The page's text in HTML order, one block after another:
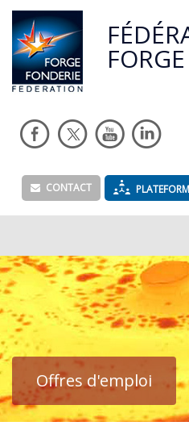
CONTACT
Offres d'emploi